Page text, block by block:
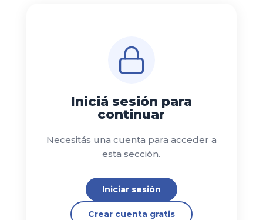
Iniciá sesión para
continuar
Necesitás una cuenta para acceder a
esta sección.
Iniciar sesión
Crear cuenta gratis